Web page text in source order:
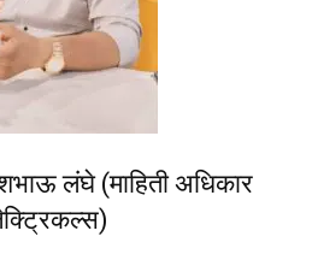
लंघे (माहिती अधिकार